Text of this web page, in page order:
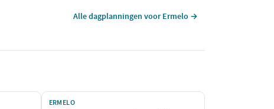
diner dat je zintuigen zal prikkelen. Een perfecte dag om
Alle dagplanningen voor Ermelo →
ERMELO